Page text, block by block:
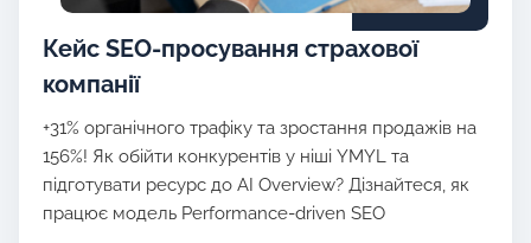
Кейс SEO-просування страхової
компанії
+31% органічного трафіку та зростання продажів на
156%! Як обійти конкурентів у ніші YMYL та
підготувати ресурс до AI Overview? Дізнайтеся, як
працює модель Performance-driven SEO